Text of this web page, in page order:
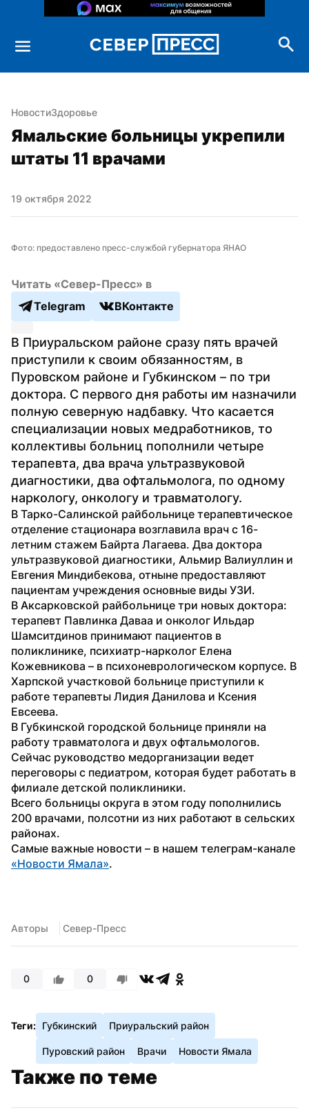
НовостиЗдоровье
Ямальские больницы укрепили
штаты 11 врачами
19 октября 2022
Фото: предоставлено пресс-службой губернатора ЯНАО
Читать «Север-Пресс» в
Telegram
ВКонтакте
В Приуральском районе сразу пять врачей
приступили к своим обязанностям, в
Пуровском районе и Губкинском – по три
доктора. С первого дня работы им назначили
полную северную надбавку. Что касается
специализации новых медработников, то
коллективы больниц пополнили четыре
терапевта, два врача ультразвуковой
диагностики, два офтальмолога, по одному
наркологу, онкологу и травматологу.
В Тарко-Салинской райбольнице терапевтическое
отделение стационара возглавила врач с 16-
летним стажем Байрта Лагаева. Два доктора
ультразвуковой диагностики, Альмир Валиуллин и
Евгения Миндибекова, отныне предоставляют
пациентам учреждения основные виды УЗИ.
В Аксарковской райбольнице три новых доктора:
терапевт Павлинка Даваа и онколог Ильдар
Шамситдинов принимают пациентов в
поликлинике, психиатр-нарколог Елена
Кожевникова – в психоневрологическом корпусе. В
Харпской участковой больнице приступили к
работе терапевты Лидия Данилова и Ксения
Евсеева.
В Губкинской городской больнице приняли на
работу травматолога и двух офтальмологов.
Сейчас руководство медорганизации ведет
переговоры с педиатром, которая будет работать в
филиале детской поликлиники.
Всего больницы округа в этом году пополнились
200 врачами, полсотни из них работают в сельских
районах.
«Новости Ямала».
Авторы Север-Пресс
0 0
Теги: Губкинский Приуральский район
Пуровский район Врачи Новости Ямала
Также по теме